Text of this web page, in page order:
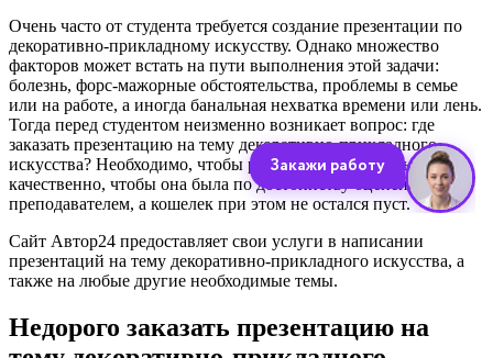
Очень часто от студента требуется создание презентации по
декоративно-прикладному искусству. Однако множество
факторов может встать на пути выполнения этой задачи:
болезнь, форс-мажорные обстоятельства, проблемы в семье
или на работе, а иногда банальная нехватка времени или лень.
Тогда перед студентом неизменно возникает вопрос: где
заказать презентацию на тему декоративно-прикладного
искусства? Необходимо, чтобы работу выполнили быстро и
качественно, чтобы она была по достоинству оценена
преподавателем, а кошелек при этом не остался пуст.
Сайт Автор24 предоставляет свои услуги в написании
презентаций на тему декоративно-прикладного искусства, а
также на любые другие необходимые темы.
Недорого заказать презентацию на